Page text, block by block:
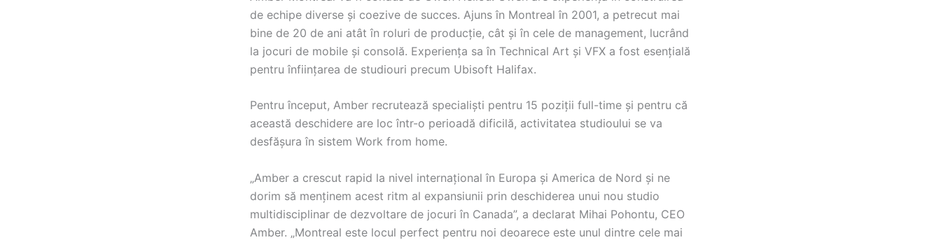
de echipe diverse și coezive de succes. Ajuns în Montreal în 2001, a petrecut mai
bine de 20 de ani atât în ​​roluri de producție, cât și în cele de management, lucrând
la jocuri de mobile și consolă. Experiența sa în Technical Art și VFX a fost esențială
pentru înființarea de studiouri precum Ubisoft Halifax.
Pentru început, Amber recrutează specialiști pentru 15 poziții full-time și pentru că
această deschidere are loc într-o perioadă dificilă, activitatea studioului se va
desfășura în sistem Work from home.
„Amber a crescut rapid la nivel internațional în Europa și America de Nord și ne
dorim să menținem acest ritm al expansiunii prin deschiderea unui nou studio
multidisciplinar de dezvoltare de jocuri în Canada”, a declarat Mihai Pohontu, CEO
Amber. „Montreal este locul perfect pentru noi deoarece este unul dintre cele mai